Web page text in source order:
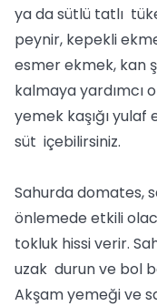
ya da sütlü tatlı
peynir, kepekli
esmer ekmek, kan
kalmaya yardımcı
yemek kaşığı
süt içebilirsiniz.
Sahurda domates,
önlemede etkili
tokluk hissi verir.
uzak durun ve bol
Akşam yemeği ve